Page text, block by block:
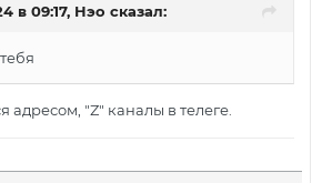
в 09:17, Нэо сказал:
адресом, "Z" каналы в телеге.